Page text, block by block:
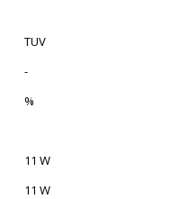
TUV
-
%
11 W
11 W